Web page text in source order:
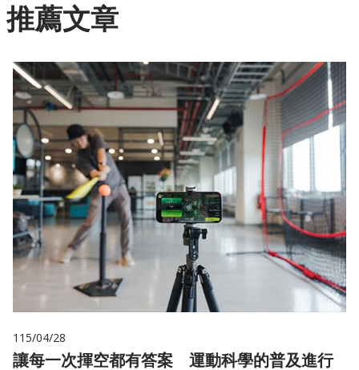
推薦文章
115/04/28
讓每一次揮空都有答案 運動科學的普及進行